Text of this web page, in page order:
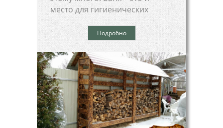
место для гигиенических
Подробно